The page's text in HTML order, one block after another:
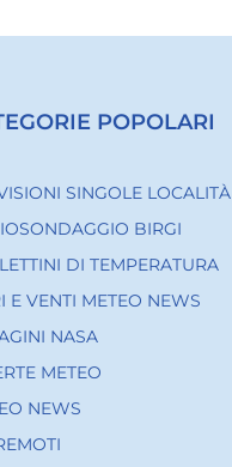
POPOLARI
SINGOLE LOCALITÀ
BIRGI
DI TEMPERATURA
E VENTI METEO NEWS
NASA
METEO
NEWS